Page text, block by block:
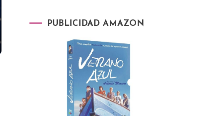
PUBLICIDAD AMAZON